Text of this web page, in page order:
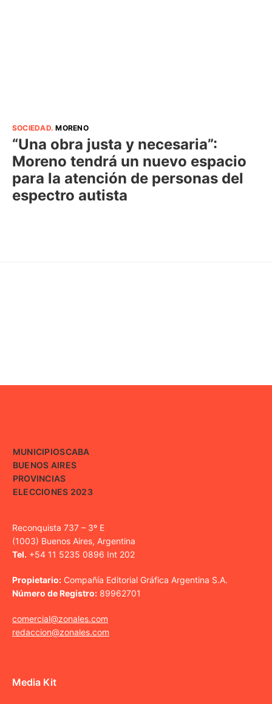
SOCIEDAD.MORENO
“Una obra justa y necesaria”:
Moreno tendrá un nuevo espacio
para la atención de personas del
espectro autista
MUNICIPIOSCABA
BUENOS AIRES
PROVINCIAS
ELECCIONES 2023
Reconquista 737 – 3º E
(1003) Buenos Aires, Argentina
Tel. +54 11 5235 0896 Int 202
Propietario: Compañía Editorial Gráfica Argentina S.A.
Número de Registro: 89962701
comercial@zonales.com
redaccion@zonales.com
Media Kit